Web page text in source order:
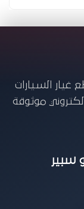
غيار السيارات
موثوقة
سبير